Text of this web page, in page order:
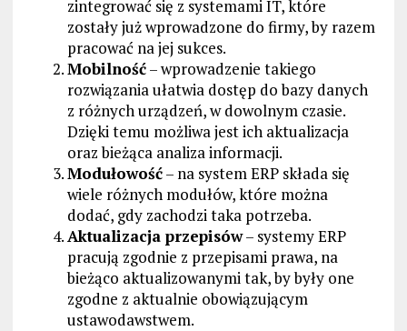
zintegrować się z systemami IT, które
zostały już wprowadzone do firmy, by razem
pracować na jej sukces.
Mobilność– wprowadzenie takiego
rozwiązania ułatwia dostęp do bazy danych
z różnych urządzeń, w dowolnym czasie.
Dzięki temu możliwa jest ich aktualizacja
oraz bieżąca analiza informacji.
Modułowość– na system ERP składa się
wiele różnych modułów, które można
dodać, gdy zachodzi taka potrzeba.
Aktualizacja przepisów– systemy ERP
pracują zgodnie z przepisami prawa, na
bieżąco aktualizowanymi tak, by były one
zgodne z aktualnie obowiązującym
ustawodawstwem.